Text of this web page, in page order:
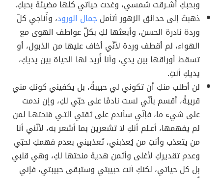
وبحبكِ أشـرقت شمسي، وغدت حياتي كلها مضيئة بحبكِ.
ذهبتُ إلى حدائق الزهور أتأملجمال الورود، وأُناجي كلّ
وردة نادرة الحسن، وأبعثها لكِ بكلّ عواطف الهوى مع
الهواء، لم أقطف وردة لأنّي أخاف عليها من الذبول، أو
تسقط أوراقها بين يدي، وأنا أُريد لها الحياة بين يديكِ،
يديكِ أنتِ.
لن أطلب منكِ أن تكوني لي حبيبةً، بل يكفيني كونكِ مني
قريبةً، أقسم بأنّي لست نادمًا على حبّي لكِ، وإن ندمت
على شيء ما، فإنّي سأندم على ثقتي التـي مَنحتهـا لمن
لم يفهمها، أعـلم أنكِ لا تشعرين بما أشعر به، لأنّني أنا
من يتعذب وأنتِ من يُعذبني، تُعذبيني بعدم فهمكِ لحبّي
وعدم تقديركِ لأغلى وأثمن هدية منحتها لكِ، وهي قلبي
بل كل حياتي، لكنكِ أنت حبيبتي وستبقى حبيبتي، فإني